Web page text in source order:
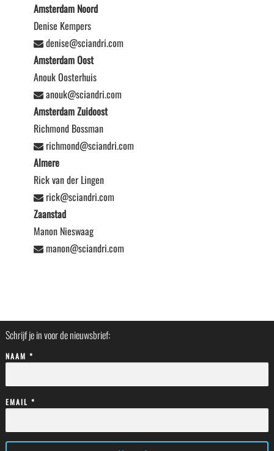
Amsterdam Noord
Denise Kempers
denise@sciandri.com
Amsterdam Oost
Anouk Oosterhuis
anouk@sciandri.com
Amsterdam Zuidoost
Richmond Bossman
richmond@sciandri.com
Almere
Rick van der Lingen
rick@sciandri.com
Zaanstad
Manon Nieswaag
manon@sciandri.com
Schrijf je in voor de nieuwsbrief:
NAAM *
EMAIL *